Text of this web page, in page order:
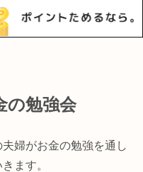
の勉強会
婦がお金の勉強を通し
ます。